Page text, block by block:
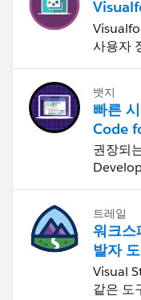
사용자
뱃지
빠른
Code
권장되
트레일
워크스
발자
Visual
같은 도